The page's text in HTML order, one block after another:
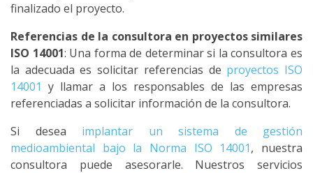
finalizado el proyecto.
Referencias de la consultora en proyectos similares
ISO 14001: Una forma de determinar si la consultora es
la adecuada es solicitar referencias de proyectos ISO
14001 y llamar a los responsables de las empresas
referenciadas a solicitar información de la consultora.
Si desea implantar un sistema de gestión
medioambiental bajo la Norma ISO 14001, nuestra
consultora puede asesorarle. Nuestros servicios